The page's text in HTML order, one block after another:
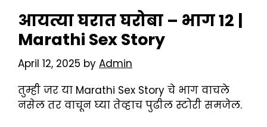
आयत्या घरात घरोबा – भाग 12 |
Marathi Sex Story
April 12, 2025 by Admin
तुम्ही जर या Marathi Sex Story चे भाग वाचले
नसेल तर वाचून घ्या तेव्हाच पुढील स्टोरी समजेल.